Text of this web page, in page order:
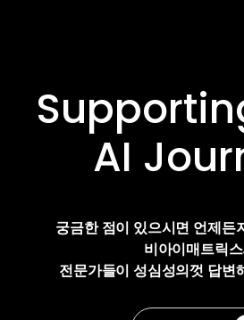
AI
궁금한 점이 있으시면 언제든
비아이매트릭스
전문가들이 성심성의껏 답변